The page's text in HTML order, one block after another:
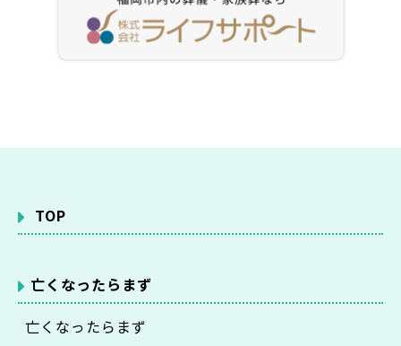
TOP
亡くなったらまず
亡くなったらまず